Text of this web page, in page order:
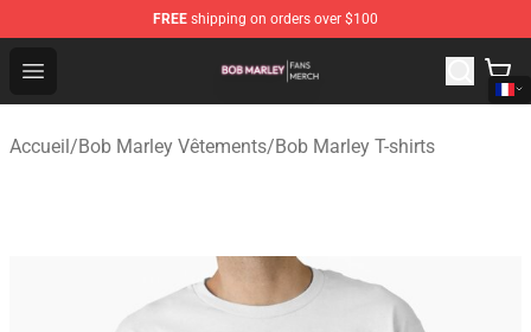
FREE shipping on orders over $100
Open menu
Bob Marley Shop - Official Bob Marley Merchandise
Accueil/Bob Marley Vêtements/Bob Marley T-shirts